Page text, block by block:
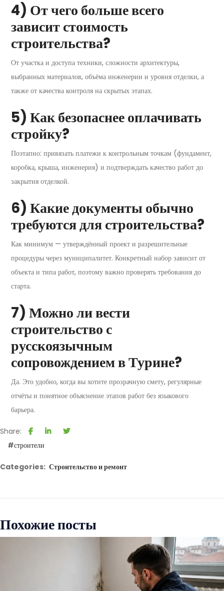
4) От чего больше всего
зависит стоимость
строительства?
От участка и доступа техники, сложности архитектуры,
выбранных материалов, объёма инженерии и уровня отделки, а
также от качества контроля на скрытых этапах.
5) Как безопаснее оплачивать
стройку?
Поэтапно: привязать платежи к контрольным точкам (фундамент,
коробка, крыша, инженерия) и подтверждать качество работ до
закрытия отделкой.
6) Какие документы обычно
требуются для строительства?
Как минимум — утверждённый проект и разрешительные
процедуры через муниципалитет. Конкретный набор зависит от
объекта и типа работ, поэтому важно проверять требования до
старта.
7) Можно ли вести
строительство с
русскоязычным
сопровождением в Турине?
Да. Это удобно, когда вы хотите прозрачную смету, регулярные
отчёты и понятное объяснение этапов работ без языкового
барьера.
Share:
#строители
Categories: Строительство и ремонт
Похожие посты